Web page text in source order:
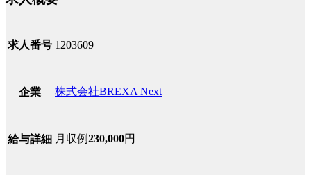
求人番号 1203609
企業 株式会社BREXA Next
給与詳細 月収例230,000円